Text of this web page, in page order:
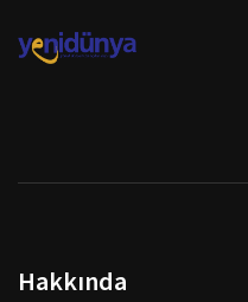
Hakkında